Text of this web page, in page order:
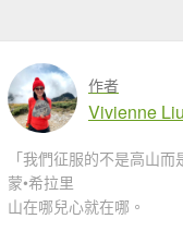
作者
Vivienne Liu
「我們征服的不是高山
蒙•希拉里
山在哪兒心就在哪。